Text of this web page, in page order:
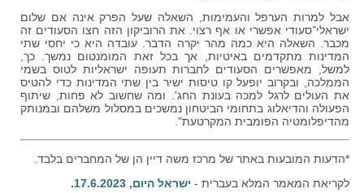
אבל למרות הערפל והעמימות, השאלה שעל הפרק אינה אם שלום
ישראלי־סעודי אפשרי או אף רצוי. את הרוביקון הזה חצו הסעודים זה
מכבר. השאלה היא כמה מהר יקרה הדבר. עובדה היא כי יחסי שתי
המדינות מתקדמים באיטיות, אך בכל זאת המומנטום נמשך. כך,
למשל, מאפשרים הסעודים לחברות תעופה ישראליות לטוס בשמי
הממלכה, ובקרוב יופעל קו טיסות ישיר בין שתי המדינות כדי להטיס
את העולים לרגל למכה בעונת החג'. ומה שחשוב לא פחות, שיתוף
הפעולה והדיאלוג בתחומי הביטחון נמשכים במסלול משלהם ובמנותק
מהדיפלומטיה הפומבית המקרטעת".
*הדעות המובעות באתר של מרכז משה דיין הן של המחברים בלבד.
לקריאת המאמר המלא בעברית - ישראל היום, 17.6.2023
.